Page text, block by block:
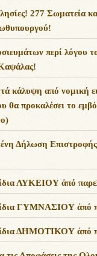
277 Σωματεία
περί λόγου
κάλυψη από νομική
θα προκαλέσει το
Δήλωση
ΛΥΚΕΙΟΥ ἀπό
ΓΥΜΝΑΣΙΟΥ ἀπό
ΔΗΜΟΤΙΚΟΥ ἀπό